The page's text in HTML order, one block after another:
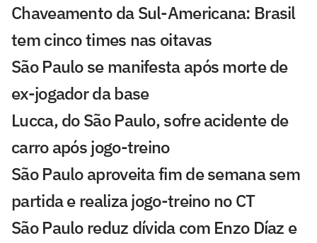
Chaveamento da Sul-Americana: Brasil
tem cinco times nas oitavas
São Paulo se manifesta após morte de
ex-jogador da base
Lucca, do São Paulo, sofre acidente de
carro após jogo-treino
São Paulo aproveita fim de semana sem
partida e realiza jogo-treino no CT
São Paulo reduz dívida com Enzo Díaz e